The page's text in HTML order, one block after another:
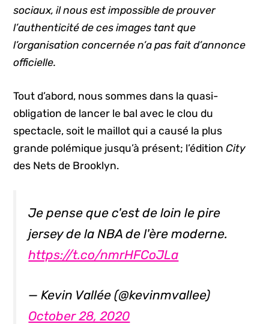
sociaux, il nous est impossible de prouver
l’authenticité de ces images tant que
l’organisation concernée n’a pas fait d’annonce
officielle.
Tout d’abord, nous sommes dans la quasi-
obligation de lancer le bal avec le clou du
spectacle, soit le maillot qui a causé la plus
grande polémique jusqu’à présent; l’éditionCity
des Nets de Brooklyn.
Je pense que c'est de loin le pire
jersey de la NBA de l'ère moderne.
https://t.co/nmrHFCoJLa
— Kevin Vallée (@kevinmvallee)
October 28, 2020